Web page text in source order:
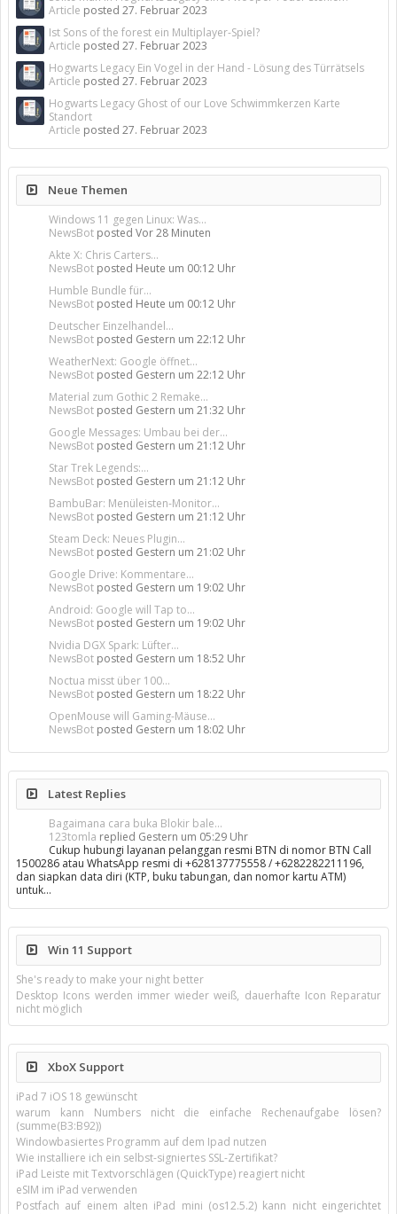
Article posted 27. Februar 2023
Ist Sons of the forest ein Multiplayer-Spiel?
Article posted 27. Februar 2023
Hogwarts Legacy Ein Vogel in der Hand - Lösung des Türrätsels
Article posted 27. Februar 2023
Hogwarts Legacy Ghost of our Love Schwimmkerzen Karte
Standort
Article posted 27. Februar 2023
Neue Themen
Windows 11 gegen Linux: Was...
NewsBot posted Vor 28 Minuten
Akte X: Chris Carters...
NewsBot posted Heute um 00:12 Uhr
Humble Bundle für...
NewsBot posted Heute um 00:12 Uhr
Deutscher Einzelhandel...
NewsBot posted Gestern um 22:12 Uhr
WeatherNext: Google öffnet...
NewsBot posted Gestern um 22:12 Uhr
Material zum Gothic 2 Remake...
NewsBot posted Gestern um 21:32 Uhr
Google Messages: Umbau bei der...
NewsBot posted Gestern um 21:12 Uhr
Star Trek Legends:...
NewsBot posted Gestern um 21:12 Uhr
BambuBar: Menüleisten-Monitor...
NewsBot posted Gestern um 21:12 Uhr
Steam Deck: Neues Plugin...
NewsBot posted Gestern um 21:02 Uhr
Google Drive: Kommentare...
NewsBot posted Gestern um 19:02 Uhr
Android: Google will Tap to...
NewsBot posted Gestern um 19:02 Uhr
Nvidia DGX Spark: Lüfter...
NewsBot posted Gestern um 18:52 Uhr
Noctua misst über 100...
NewsBot posted Gestern um 18:22 Uhr
OpenMouse will Gaming-Mäuse...
NewsBot posted Gestern um 18:02 Uhr
Latest Replies
Bagaimana cara buka Blokir bale...
123tomla replied Gestern um 05:29 Uhr
Cukup hubungi layanan pelanggan resmi BTN di nomor BTN Call
1500286 atau WhatsApp resmi di +628137775558 / +6282282211196,
dan siapkan data diri (KTP, buku tabungan, dan nomor kartu ATM)
untuk…
Win 11 Support
She's ready to make your night better
Desktop Icons werden immer wieder weiß, dauerhafte Icon Reparatur
nicht möglich
XboX Support
iPad 7 iOS 18 gewünscht
warum kann Numbers nicht die einfache Rechenaufgabe lösen?
(summe(B3:B92))
Windowbasiertes Programm auf dem Ipad nutzen
Wie installiere ich ein selbst-signiertes SSL-Zertifikat?
iPad Leiste mit Textvorschlägen (QuickType) reagiert nicht
eSIM im iPad verwenden
Postfach auf einem alten iPad mini (os12.5.2) kann nicht eingerichtet